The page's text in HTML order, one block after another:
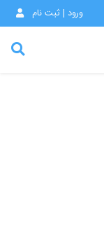
ورود | ثبت نام